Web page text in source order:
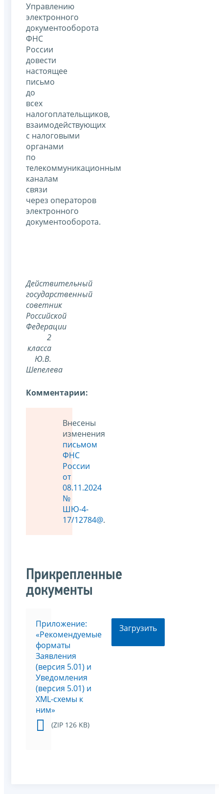
Управлению
электронного
документооборота
ФНС
России
довести
настоящее
письмо
до
всех
налогоплательщиков,
взаимодействующих
с налоговыми
органами
по
телекоммуникационным
каналам
связи
через операторов
электронного
документооборота.
Действительный
государственный
советник
Российской
Федерации
2
класса
Ю.В.
Шепелева
Комментарии:
Внесены
изменения
письмом
ФНС
России
от
08.11.2024
№
ШЮ-4-
17/12784@.
Прикрепленные
документы
Приложение:
«Рекомендуемые
форматы
Заявления
(версия 5.01) и
Уведомления
(версия 5.01) и
XML-схемы к
ним»
(ZIP 126 KB)
Загрузить